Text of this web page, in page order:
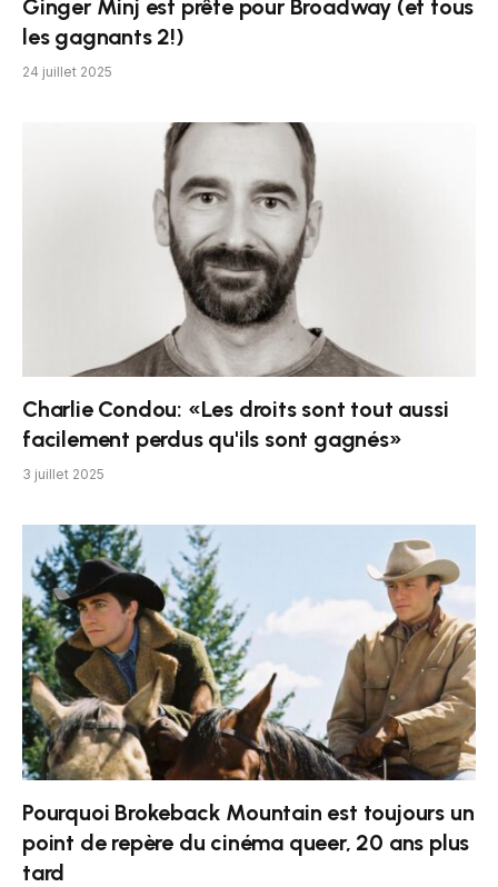
Ginger Minj est prête pour Broadway (et tous
les gagnants 2!)
24 juillet 2025
Charlie Condou: «Les droits sont tout aussi
facilement perdus qu'ils sont gagnés»
3 juillet 2025
Pourquoi Brokeback Mountain est toujours un
point de repère du cinéma queer, 20 ans plus
tard